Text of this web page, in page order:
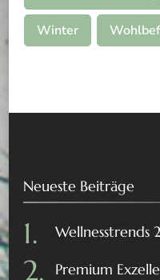
Winter
Neueste Beiträge
Wellnesstrends
Premium